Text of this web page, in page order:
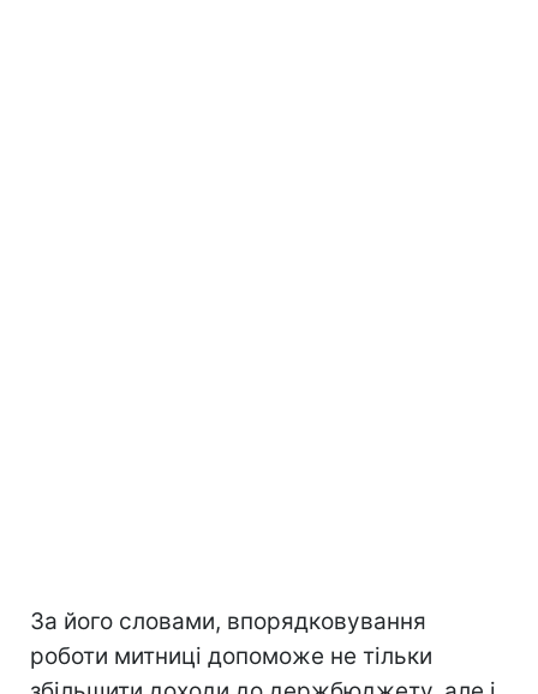
За його словами, впорядковування
роботи митниці допоможе не тільки